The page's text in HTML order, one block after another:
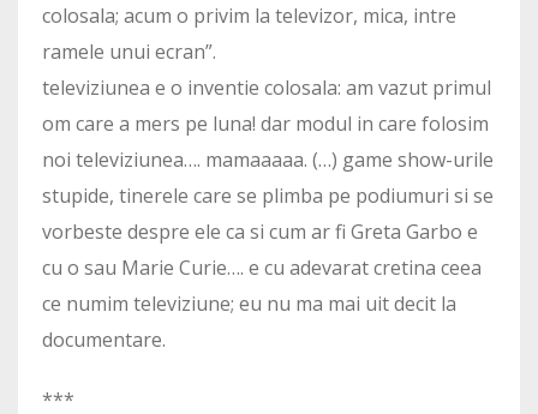
colosala; acum o privim la televizor, mica, intre
ramele unui ecran”.
televiziunea e o inventie colosala: am vazut primul
om care a mers pe luna! dar modul in care folosim
noi televiziunea…. mamaaaaa. (…) game show-urile
stupide, tinerele care se plimba pe podiumuri si se
vorbeste despre ele ca si cum ar fi Greta Garbo e
cu o sau Marie Curie…. e cu adevarat cretina ceea
ce numim televiziune; eu nu ma mai uit decit la
documentare.
***